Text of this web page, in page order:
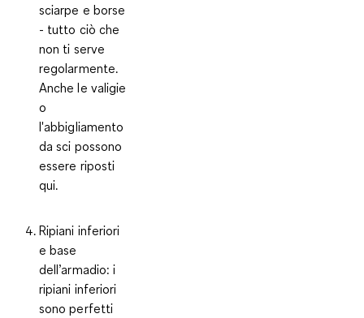
sciarpe e borse
- tutto ciò che
non ti serve
regolarmente.
Anche le valigie
o
l'abbigliamento
da sci possono
essere riposti
qui.
Ripiani inferiori
e base
dell’armadio: i
ripiani inferiori
sono perfetti